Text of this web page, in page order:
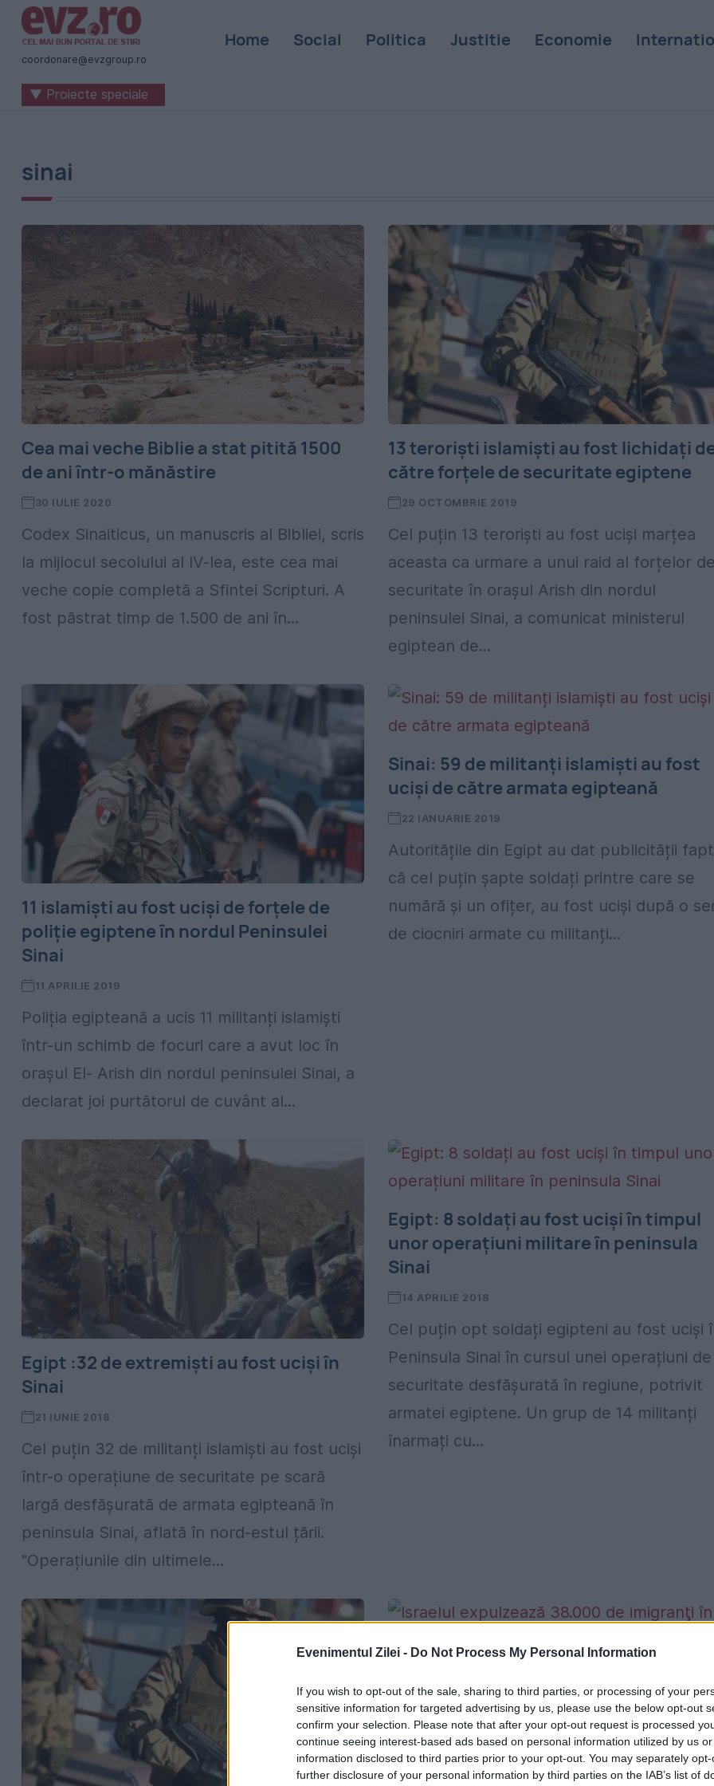
Evenimentul Zilei - Do Not Process My Personal Information
If you wish to opt-out of the sale, sharing to third parties, or processing of your
sensitive information for targeted advertising by us, please use the below opt-out
confirm your selection. Please note that after your opt-out request is processed
continue seeing interest-based ads based on personal information utilized by us
information disclosed to third parties prior to your opt-out. You may separately
further disclosure of your personal information by third parties on the IAB’s list of
Știri
naționale
internaționale
România
-
coordonare@evzgroup.ro
Home Social Politica Justitie Economie
▼ Proiecte speciale
sinai
Cea mai veche Biblie a stat pitită 1500
de ani într-o mănăstire
30 IULIE 2020
Codex Sinaiticus, un manuscris al Bibliei, scris
la mijlocul secolului al IV-lea, este cea mai
veche copie completă a Sfintei Scripturi. A
fost păstrat timp de 1.500 de ani în...
13 teroriști islamiști au fost lichidați
către forțele de securitate egiptene
29 OCTOMBRIE 2019
Cel puțin 13 teroriști au fost uciși marțea
aceasta ca urmare a unui raid al forțelor
securitate în orașul Arish din nordul
peninsulei Sinai, a comunicat ministerul
egiptean de...
11 islamiști au fost uciși de forțele de
poliție egiptene în nordul Peninsulei
Sinai
11 APRILIE 2019
Poliția egipteană a ucis 11 militanți islamiști
într-un schimb de focuri care a avut loc în
orașul El- Arish din nordul peninsulei Sinai, a
declarat joi purtătorul de cuvânt al...
Sinai: 59 de militanți islamiști au fost
uciși de către armata egipteană
22 IANUARIE 2019
Autoritățile din Egipt au dat publicității
că cel puțin șapte soldați printre care se
numără și un ofițer, au fost uciși după o
de ciocniri armate cu militanți...
Egipt :32 de extremiști au fost uciși în
Sinai
21 IUNIE 2018
Cel puțin 32 de militanți islamiști au fost uciși
într-o operațiune de securitate pe scară
largă desfășurată de armata egipteană în
peninsula Sinai, aflată în nord-estul țării.
"Operațiunile din ultimele...
Egipt: 8 soldați au fost uciși în timpul
unor operațiuni militare în peninsula
Sinai
14 APRILIE 2018
Cel puțin opt soldați egipteni au fost uciși
Peninsula Sinai în cursul unei operațiuni de
securitate desfășurată în regiune, potrivit
armatei egiptene. Un grup de 14 militanți
înarmați cu...
în următoarele două luni
3 IANUARIE 2018
Guvernul israelian a anunţat astăzi